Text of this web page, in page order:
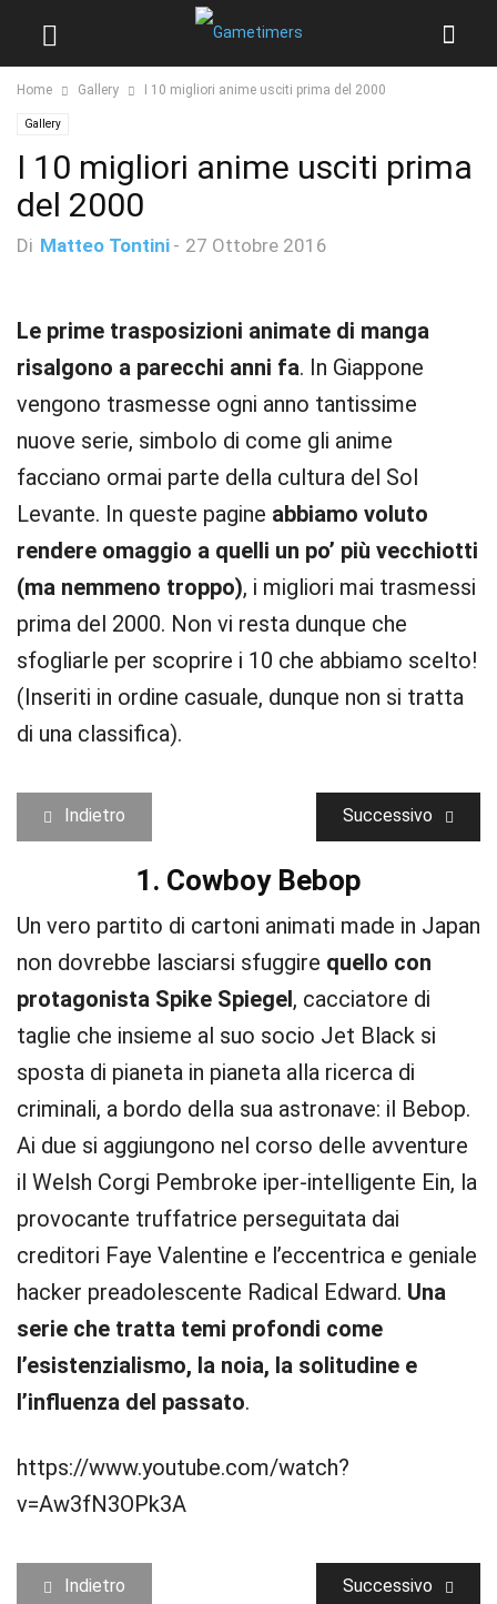
Home Gallery I 10 migliori anime usciti prima del 2000
Gallery
I 10 migliori anime usciti prima
del 2000
Di Matteo Tontini - 27 Ottobre 2016
Le prime trasposizioni animate di manga
risalgono a parecchi anni fa. In Giappone
vengono trasmesse ogni anno tantissime
nuove serie, simbolo di come gli anime
facciano ormai parte della cultura del Sol
Levante. In queste pagine abbiamo voluto
rendere omaggio a quelli un po’ più vecchiotti
(ma nemmeno troppo), i migliori mai trasmessi
prima del 2000. Non vi resta dunque che
sfogliarle per scoprire i 10 che abbiamo scelto!
(Inseriti in ordine casuale, dunque non si tratta
di una classifica).
Indietro Successivo
1. Cowboy Bebop
Un vero partito di cartoni animati made in Japan
non dovrebbe lasciarsi sfuggire quello con
protagonista Spike Spiegel, cacciatore di
taglie che insieme al suo socio Jet Black si
sposta di pianeta in pianeta alla ricerca di
criminali, a bordo della sua astronave: il Bebop.
Ai due si aggiungono nel corso delle avventure
il Welsh Corgi Pembroke iper-intelligente Ein, la
provocante truffatrice perseguitata dai
creditori Faye Valentine e l’eccentrica e geniale
hacker preadolescente Radical Edward. Una
serie che tratta temi profondi come
l’esistenzialismo, la noia, la solitudine e
l’influenza del passato.
https://www.youtube.com/watch?
v=Aw3fN3OPk3A
Indietro Successivo